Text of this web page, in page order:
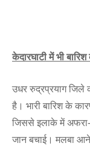
केदारघाटी में भी
उधर रुद्रप्रयाग जिले
है। भारी बारिश के
जिससे इलाके में अफरा-
जान बचाई। मलबा आने